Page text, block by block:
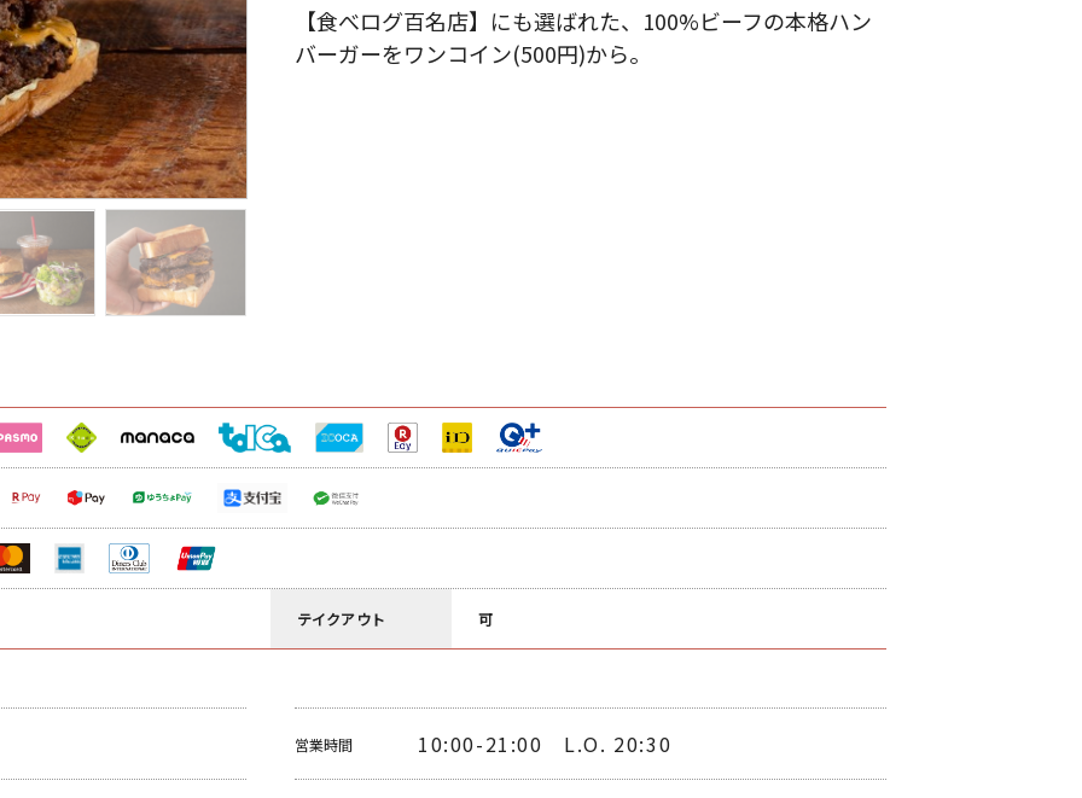
【食べログ百名店】にも選ばれた、100%ビーフの本格ハン
バーガーをワンコイン(500円)から。
テイクアウト 可
営業時間 10:00-21:00 L.O. 20:30